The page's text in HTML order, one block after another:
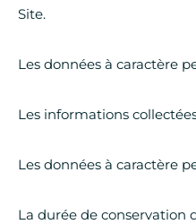
Site.
Les données à caractère
Les informations
Les données à caractère
La durée de conservation